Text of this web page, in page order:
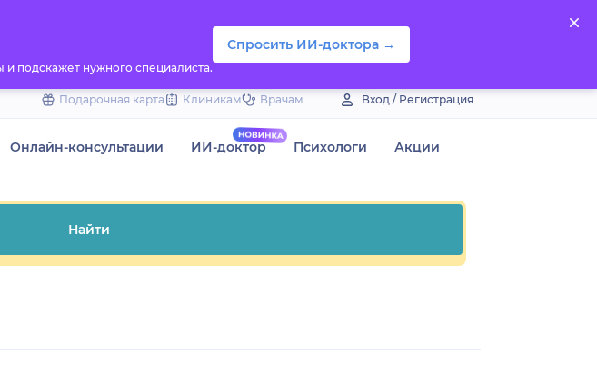
подскажет нужного специалиста.
Спросить ИИ-доктора →
Подарочная карта Клиникам Врачам Вход / Регистрация
Онлайн-консультации ИИ-доктор Психологи Акции
Найти